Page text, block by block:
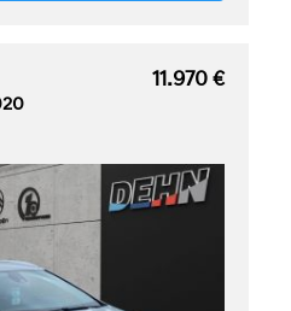
11.970 €